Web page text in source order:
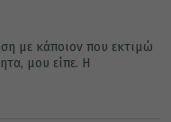
με κάποιον που εκτιμώ
μου είπε. Η